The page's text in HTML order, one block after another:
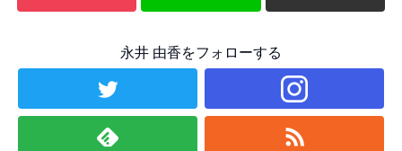
永井 由香をフォローする